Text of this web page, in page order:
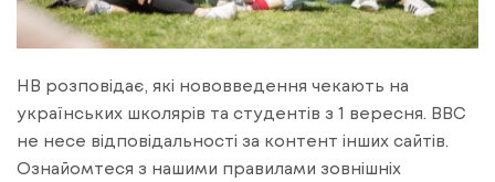
НВ розповідає, які нововведення чекають на
українських школярів та студентів з 1 вересня. BBC
не несе відповідальності за контент інших сайтів.
Ознайомтеся з нашими правилами зовнішніх